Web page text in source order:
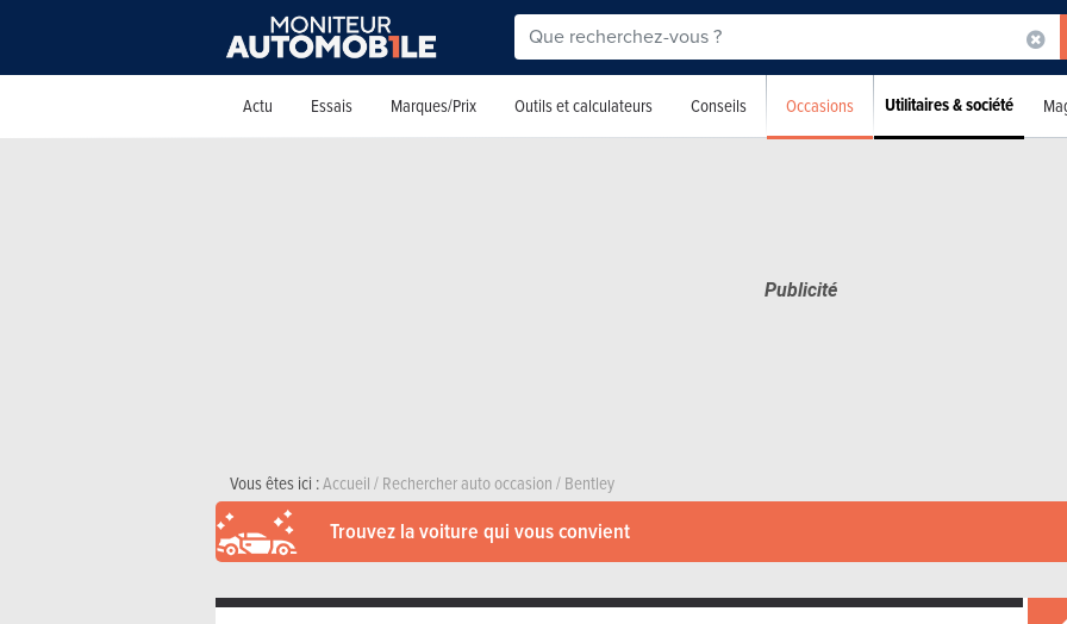
Actu Essais Marques/Prix Outils et calculateurs Conseils Occasions Utilitaires & société
Vous êtes ici :Accueil/Rechercher auto occasion/Bentley
Trouvez la voiture qui vous convient